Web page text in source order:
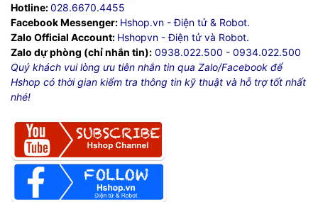
Hotline:028.6670.4455
Facebook Messenger: Hshop.vn - Điện tử & Robot.
Zalo Official Account: Hshopvn - Điện tử và Robot.
Zalo dự phòng (chỉ nhắn tin): 0938.022.500 - 0934.022.500
Quý khách vui lòng ưu tiên nhắn tin qua Zalo/Facebook để
Hshop có thời gian kiểm tra thông tin kỹ thuật và hỗ trợ tốt nhất
nhé!